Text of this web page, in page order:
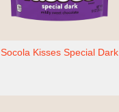
Socola Kisses Special Dark